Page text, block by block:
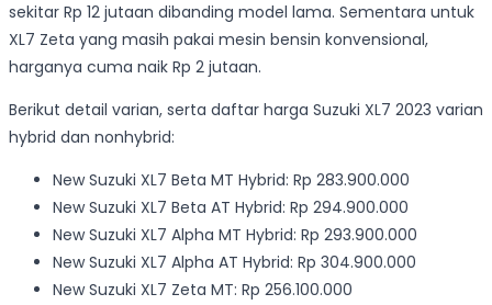
sekitar Rp 12 jutaan dibanding model lama. Sementara untuk
XL7 Zeta yang masih pakai mesin bensin konvensional,
harganya cuma naik Rp 2 jutaan.
Berikut detail varian, serta daftar harga Suzuki XL7 2023 varian
hybrid dan nonhybrid:
New Suzuki XL7 Beta MT Hybrid: Rp 283.900.000
New Suzuki XL7 Beta AT Hybrid: Rp 294.900.000
New Suzuki XL7 Alpha MT Hybrid: Rp 293.900.000
New Suzuki XL7 Alpha AT Hybrid: Rp 304.900.000
New Suzuki XL7 Zeta MT: Rp 256.100.000